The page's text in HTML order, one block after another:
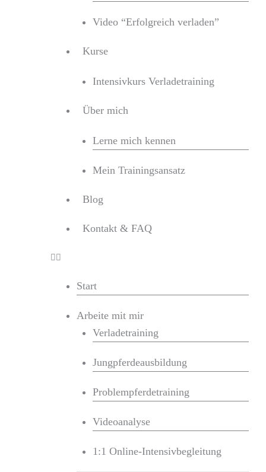
Video “Erfolgreich verladen”
Kurse
Intensivkurs Verladetraining
Über mich
Lerne mich kennen
Mein Trainingsansatz
Blog
Kontakt & FAQ
Start
Arbeite mit mir
Verladetraining
Jungpferdeausbildung
Problempferdetraining
Videoanalyse
1:1 Online-Intensivbegleitung